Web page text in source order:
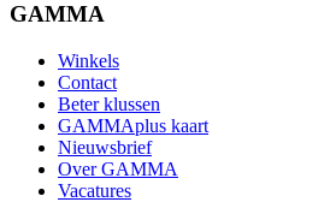
GAMMA
Winkels
Contact
Beter klussen
GAMMAplus kaart
Nieuwsbrief
Over GAMMA
Vacatures